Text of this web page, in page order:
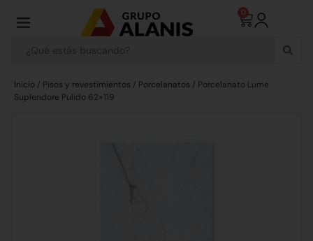
0
Inicio / Pisos y revestimientos / Porcelanatos / Porcelanato Lume
Suplendore Pulido 62×119